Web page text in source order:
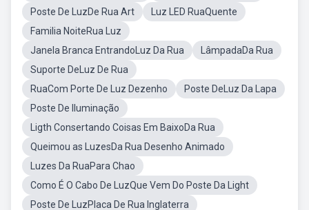
Poste De LuzDe Rua Art
Luz LED RuaQuente
Familia NoiteRua Luz
Janela Branca EntrandoLuz Da Rua
LâmpadaDa Rua
Suporte DeLuz De Rua
RuaCom Porte De Luz Dezenho
Poste DeLuz Da Lapa
Poste De Iluminação
Ligth Consertando Coisas Em BaixoDa Rua
Queimou as LuzesDa Rua Desenho Animado
Luzes Da RuaPara Chao
Como É O Cabo De LuzQue Vem Do Poste Da Light
Poste De LuzPlaca De Rua Inglaterra